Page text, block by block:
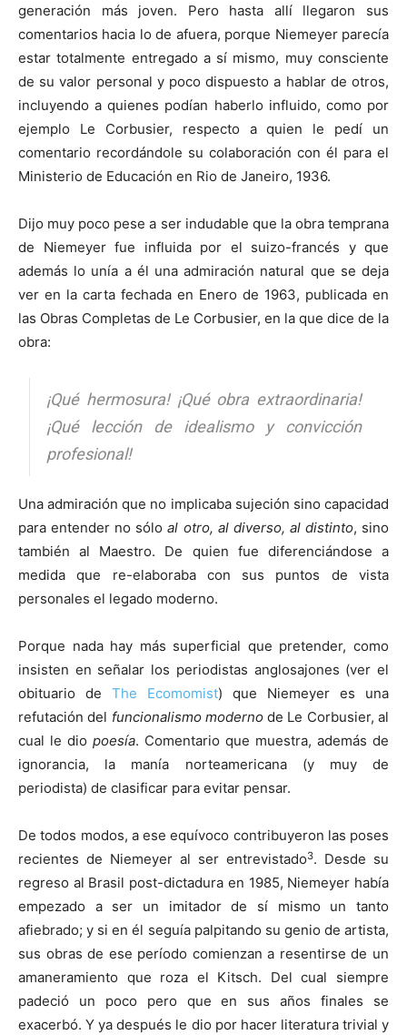
generación más joven. Pero hasta allí llegaron sus
comentarios hacia lo de afuera, porque Niemeyer parecía
estar totalmente entregado a sí mismo, muy consciente
de su valor personal y poco dispuesto a hablar de otros,
incluyendo a quienes podían haberlo influido, como por
ejemplo Le Corbusier, respecto a quien le pedí un
comentario recordándole su colaboración con él para el
Ministerio de Educación en Rio de Janeiro, 1936.
Dijo muy poco pese a ser indudable que la obra temprana
de Niemeyer fue influida por el suizo-francés y que
además lo unía a él una admiración natural que se deja
ver en la carta fechada en Enero de 1963, publicada en
las Obras Completas de Le Corbusier, en la que dice de la
obra:
¡Qué hermosura! ¡Qué obra extraordinaria!
¡Qué lección de idealismo y convicción
profesional!
Una admiración que no implicaba sujeción sino capacidad
para entender no sóloal otro, al diverso, al distinto, sino
también al Maestro. De quien fue diferenciándose a
medida que re-elaboraba con sus puntos de vista
personales el legado moderno.
Porque nada hay más superficial que pretender, como
insisten en señalar los periodistas anglosajones (ver el
obituario de The Ecomomist) que Niemeyer es una
refutación del funcionalismo modernode Le Corbusier, al
cual le dio poesía. Comentario que muestra, además de
ignorancia, la manía norteamericana (y muy de
periodista) de clasificar para evitar pensar.
De todos modos, a ese equívoco contribuyeron las poses
recientes de Niemeyer al ser entrevistado3. Desde su
regreso al Brasil post-dictadura en 1985, Niemeyer había
empezado a ser un imitador de sí mismo un tanto
afiebrado; y si en él seguía palpitando su genio de artista,
sus obras de ese período comienzan a resentirse de un
amaneramiento que roza el Kitsch. Del cual siempre
padeció un poco pero que en sus años finales se
exacerbó. Y ya después le dio por hacer literatura trivial y